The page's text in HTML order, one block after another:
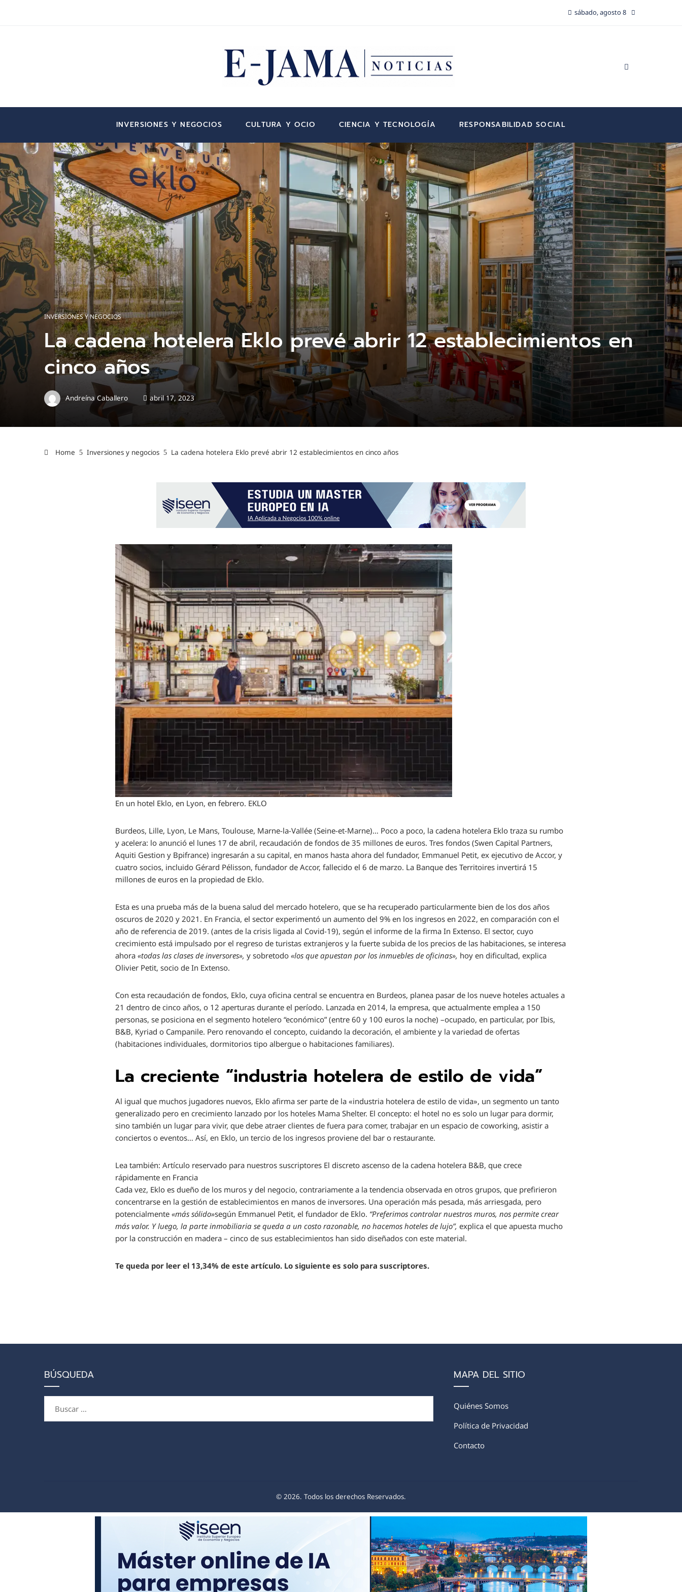
sábado, agosto 8
INVERSIONES Y NEGOCIOS CULTURA Y OCIO CIENCIA Y TECNOLOGÍA RESPONSABILIDAD SOCIAL
INVERSIONES Y NEGOCIOS
La cadena hotelera Eklo prevé abrir 12 establecimientos en
cinco años
Andreína Caballero abril 17, 2023
Home Inversiones y negocios La cadena hotelera Eklo prevé abrir 12 establecimientos en cinco años
En un hotel Eklo, en Lyon, en febrero. EKLO
Burdeos, Lille, Lyon, Le Mans, Toulouse, Marne-la-Vallée (Seine-et-Marne)… Poco a poco, la cadena hotelera Eklo traza su rumbo
y acelera: lo anunció el lunes 17 de abril, recaudación de fondos de 35 millones de euros. Tres fondos (Swen Capital Partners,
Aquiti Gestion y Bpifrance) ingresarán a su capital, en manos hasta ahora del fundador, Emmanuel Petit, ex ejecutivo de Accor, y
cuatro socios, incluido Gérard Pélisson, fundador de Accor, fallecido el 6 de marzo. La Banque des Territoires invertirá 15
millones de euros en la propiedad de Eklo.
Esta es una prueba más de la buena salud del mercado hotelero, que se ha recuperado particularmente bien de los dos años
oscuros de 2020 y 2021. En Francia, el sector experimentó un aumento del 9% en los ingresos en 2022, en comparación con el
año de referencia de 2019. (antes de la crisis ligada al Covid-19), según el informe de la firma In Extenso. El sector, cuyo
crecimiento está impulsado por el regreso de turistas extranjeros y la fuerte subida de los precios de las habitaciones, se interesa
ahora«todas las clases de inversores»,y sobretodo«los que apuestan por los inmuebles de oficinas», hoy en dificultad, explica
Olivier Petit, socio de In Extenso.
Con esta recaudación de fondos, Eklo, cuya oficina central se encuentra en Burdeos, planea pasar de los nueve hoteles actuales a
21 dentro de cinco años, o 12 aperturas durante el período. Lanzada en 2014, la empresa, que actualmente emplea a 150
personas, se posiciona en el segmento hotelero “económico” (entre 60 y 100 euros la noche) –ocupado, en particular, por Ibis,
B&B, Kyriad o Campanile. Pero renovando el concepto, cuidando la decoración, el ambiente y la variedad de ofertas
(habitaciones individuales, dormitorios tipo albergue o habitaciones familiares).
La creciente “industria hotelera de estilo de vida”
Al igual que muchos jugadores nuevos, Eklo afirma ser parte de la «industria hotelera de estilo de vida», un segmento un tanto
generalizado pero en crecimiento lanzado por los hoteles Mama Shelter. El concepto: el hotel no es solo un lugar para dormir,
sino también un lugar para vivir, que debe atraer clientes de fuera para comer, trabajar en un espacio de coworking, asistir a
conciertos o eventos… Así, en Eklo, un tercio de los ingresos proviene del bar o restaurante.
Lea también: Artículo reservado para nuestros suscriptores El discreto ascenso de la cadena hotelera B&B, que crece
rápidamente en Francia
Cada vez, Eklo es dueño de los muros y del negocio, contrariamente a la tendencia observada en otros grupos, que prefirieron
concentrarse en la gestión de establecimientos en manos de inversores. Una operación más pesada, más arriesgada, pero
potencialmente «más sólido»según Emmanuel Petit, el fundador de Eklo. “Preferimos controlar nuestros muros, nos permite crear
más valor. Y luego, la parte inmobiliaria se queda a un costo razonable, no hacemos hoteles de lujo”, explica el que apuesta mucho
por la construcción en madera – cinco de sus establecimientos han sido diseñados con este material.
Te queda por leer el 13,34% de este artículo. Lo siguiente es solo para suscriptores.
BÚSQUEDA MAPA DEL SITIO
Quiénes Somos
Política de Privacidad
Contacto
© 2026. Todos los derechos Reservados.